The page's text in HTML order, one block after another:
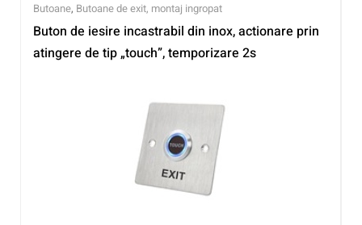
Butoane, Butoane de exit, montaj ingropat
Buton de iesire incastrabil din inox, actionare prin
atingere de tip „touch”, temporizare 2s